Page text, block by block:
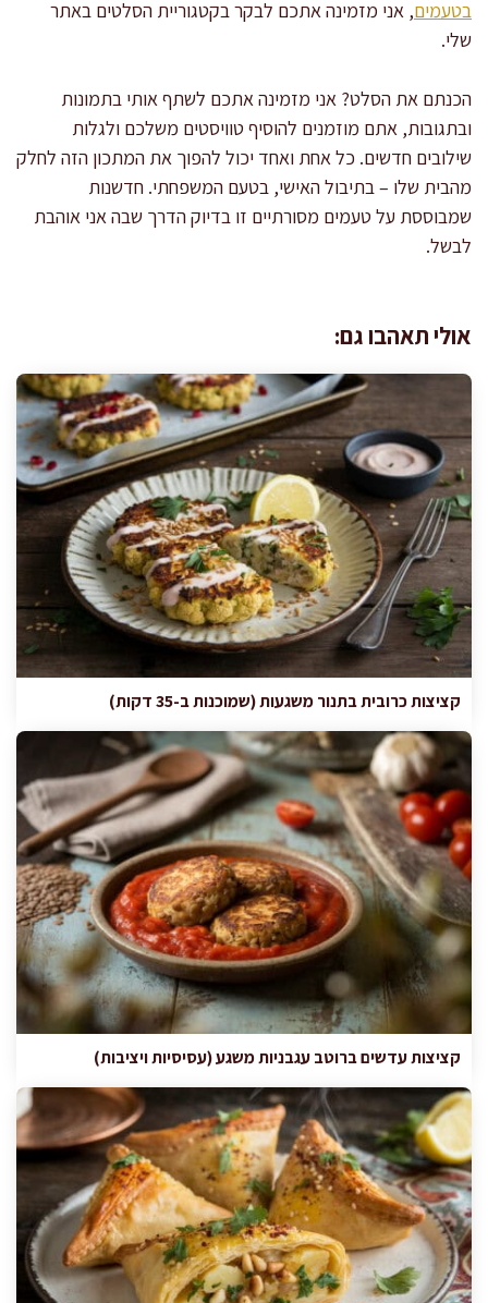
בטעמים, אני מזמינה אתכם לבקר בקטגוריית הסלטים באתר
שלי.
הכנתם את הסלט? אני מזמינה אתכם לשתף אותי בתמונות
ובתגובות, אתם מוזמנים להוסיף טוויסטים משלכם ולגלות
שילובים חדשים. כל אחת ואחד יכול להפוך את המתכון הזה לחלק
מהבית שלו – בתיבול האישי, בטעם המשפחתי. חדשנות
שמבוססת על טעמים מסורתיים זו בדיוק הדרך שבה אני אוהבת
לבשל.
אולי תאהבו גם:
קציצות כרובית בתנור משגעות (שמוכנות ב-35 דקות)
קציצות עדשים ברוטב עגבניות משגע (עסיסיות ויציבות)